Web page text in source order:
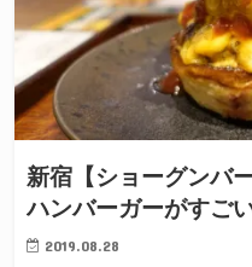
新宿【ショーグンバ
ハンバーガーがすご
2019.08.28